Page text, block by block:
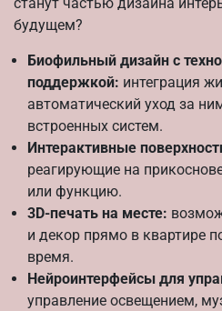
будущем?
Биофильный дизайн с
поддержкой: интеграция
автоматический уход за
встроенных систем.
Интерактивные
реагирующие на
или функцию.
3D-печать на месте:
и декор прямо в квартире
время.
Нейроинтерфейсы для
управление освещением,